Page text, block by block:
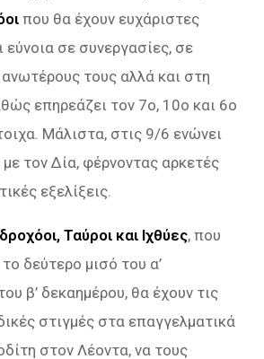
που θα έχουν ευχάριστες
εύνοια σε συνεργασίες, σε
τους αλλά και στη
επηρεάζει τον 7ο, 10ο και 6ο
Μάλιστα, στις 9/6 ενώνει
με τον Δία, φέρνοντας αρκετές
εξελίξεις.
Ταύροι και Ιχθύες, που
το δεύτερο μισό του α’
β’ δεκαημέρου, θα έχουν τις
στιγμές στα επαγγελματικά
στον Λέοντα, να τους